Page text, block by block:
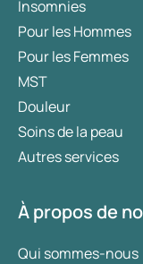
Insomnies
Pour les Hommes
Pour les Femmes
MST
Douleur
Soins de la peau
Autres services
À propos de
Qui sommes-nous